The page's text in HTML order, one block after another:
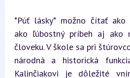
*Púť lásky* možno čítať ako
ako ľúbostný príbeh aj ako
človeku. V škole sa pri
národná a historická
Kalinčiakovi je dôležité